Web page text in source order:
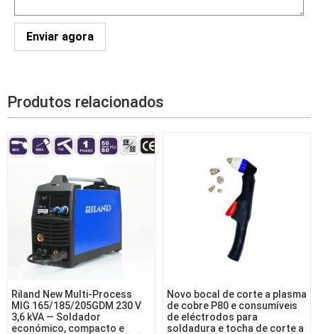
Enviar agora
Produtos relacionados
Riland New Multi-Process
MIG 165/185/205GDM 230 V
3,6 kVA — Soldador
económico, compacto e
Novo bocal de corte a plasma
de cobre P80 e consumíveis
de eléctrodos para
soldadura e tocha de corte a